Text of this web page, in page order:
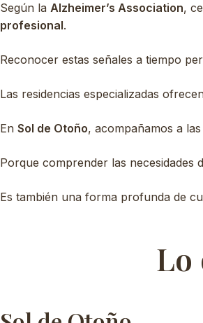
Según la Alzheimer’s Association,
profesional.
Reconocer estas señales a tiempo
Las residencias especializadas
En Sol de Otoño, acompañamos a
Porque comprender las necesidades
Es también una forma profunda de
Lo